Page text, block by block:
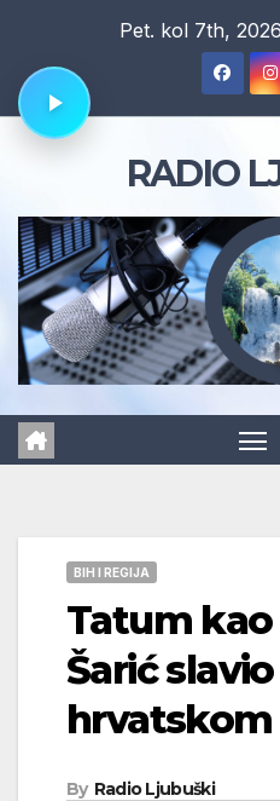
content
Pet. kol 7th, 2026
RADIO
BIH I REGIJA
Tatum kao
Šarić
By Radio Ljubuški